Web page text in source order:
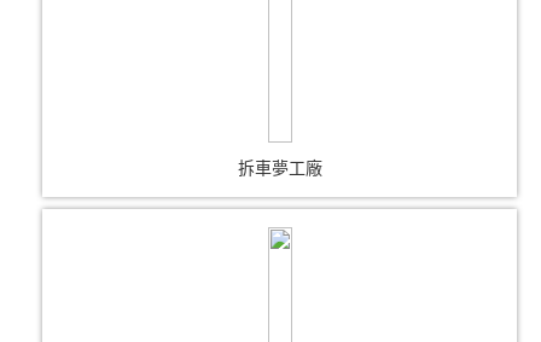
拆車夢工廠